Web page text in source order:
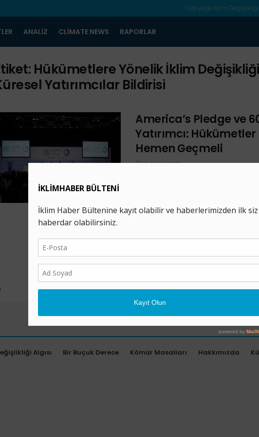
Türkiye’de İklim Değişlikliği
ANALIZ CLIMATE NEWS RAPORLAR
Hükümetlere Yönelik İklim Değişikliği
Yatırımcılar Bildirisi
America’s Pledge ve
Yatırımcı:
Hemen Geçmeli
10 ARALIK 2019
zirvesinde ...
Algısı Bir Buçuk Derece Kömür Masalları Hakkımızda